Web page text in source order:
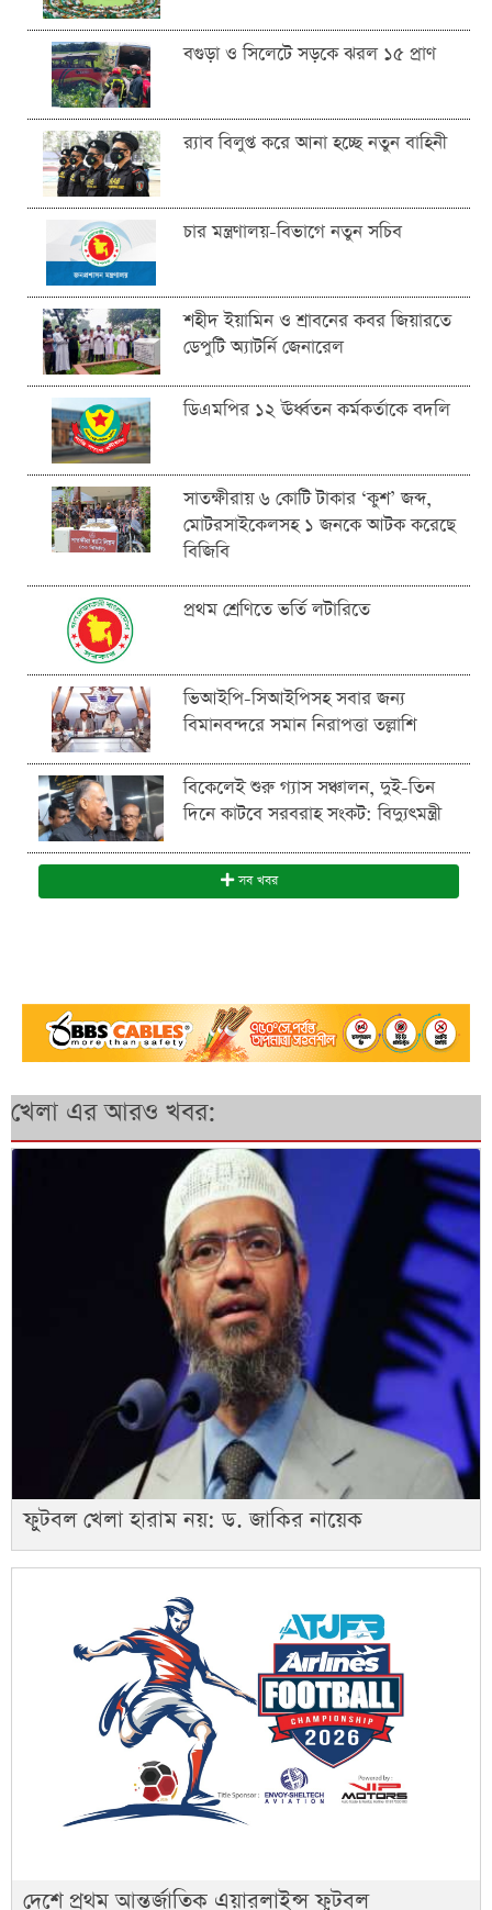
বগুড়া ও সিলেটে সড়কে ঝরল ১৫ প্রাণ
র‍্যাব বিলুপ্ত করে আনা হচ্ছে নতুন বাহিনী
চার মন্ত্রণালয়-বিভাগে নতুন সচিব
শহীদ ইয়ামিন ও শ্রাবনের কবর জিয়ারতে
ডেপুটি অ্যাটর্নি জেনারেল
ডিএমপির ১২ ঊর্ধ্বতন কর্মকর্তাকে বদলি
সাতক্ষীরায় ৬ কোটি টাকার ‘কুশ’ জব্দ,
মোটরসাইকেলসহ ১ জনকে আটক করেছে
বিজিবি
প্রথম শ্রেণিতে ভর্তি লটারিতে
ভিআইপি-সিআইপিসহ সবার জন্য
বিমানবন্দরে সমান নিরাপত্তা তল্লাশি
বিকেলেই শুরু গ্যাস সঞ্চালন, দুই-তিন
দিনে কাটবে সরবরাহ সংকট: বিদ্যুৎমন্ত্রী
সব খবর
খেলা এর আরও খবর:
ফুটবল খেলা হারাম নয়: ড. জাকির নায়েক
দেশে প্রথম আন্তর্জাতিক এয়ারলাইন্স ফুটবল